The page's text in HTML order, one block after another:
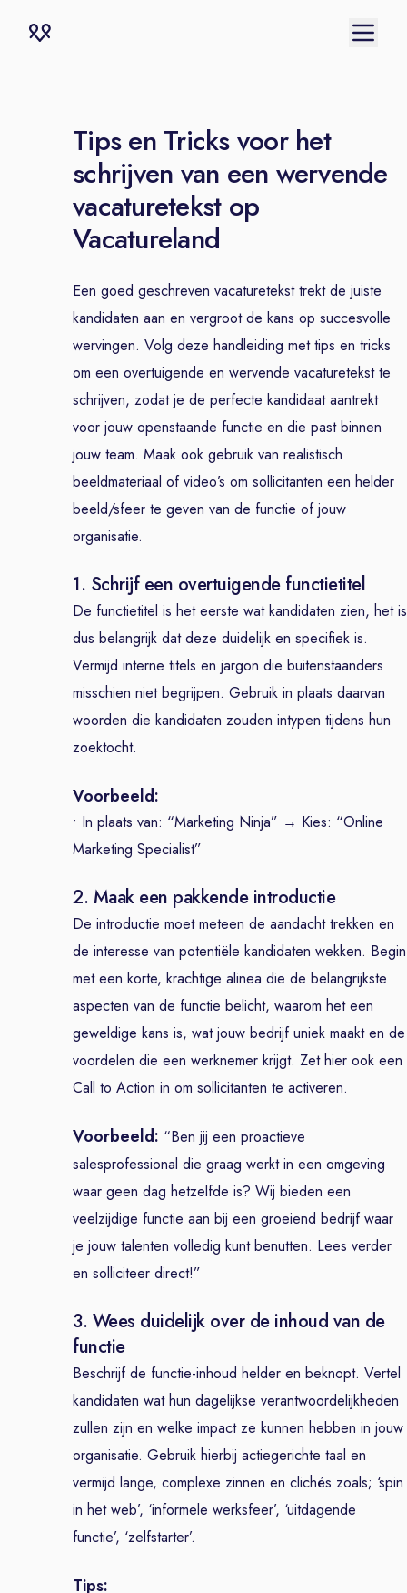
Tips en Tricks voor het
schrijven van een wervende
vacaturetekst op
Vacatureland
Een goed geschreven vacaturetekst trekt de juiste
kandidaten aan en vergroot de kans op succesvolle
wervingen. Volg deze handleiding met tips en tricks
om een overtuigende en wervende vacaturetekst te
schrijven, zodat je de perfecte kandidaat aantrekt
voor jouw openstaande functie en die past binnen
jouw team. Maak ook gebruik van realistisch
beeldmateriaal of video’s om sollicitanten een helder
beeld/sfeer te geven van de functie of jouw
organisatie.
1. Schrijf een overtuigende functietitel
De functietitel is het eerste wat kandidaten zien, het is
dus belangrijk dat deze duidelijk en specifiek is.
Vermijd interne titels en jargon die buitenstaanders
misschien niet begrijpen. Gebruik in plaats daarvan
woorden die kandidaten zouden intypen tijdens hun
zoektocht.
Voorbeeld:
• In plaats van: “Marketing Ninja” → Kies: “Online
Marketing Specialist”
2. Maak een pakkende introductie
De introductie moet meteen de aandacht trekken en
de interesse van potentiële kandidaten wekken. Begin
met een korte, krachtige alinea die de belangrijkste
aspecten van de functie belicht, waarom het een
geweldige kans is, wat jouw bedrijf uniek maakt en de
voordelen die een werknemer krijgt. Zet hier ook een
Call to Action in om sollicitanten te activeren.
Voorbeeld: “Ben jij een proactieve
salesprofessional die graag werkt in een omgeving
waar geen dag hetzelfde is? Wij bieden een
veelzijdige functie aan bij een groeiend bedrijf waar
je jouw talenten volledig kunt benutten. Lees verder
en solliciteer direct!”
3. Wees duidelijk over de inhoud van de
functie
Beschrijf de functie-inhoud helder en beknopt. Vertel
kandidaten wat hun dagelijkse verantwoordelijkheden
zullen zijn en welke impact ze kunnen hebben in jouw
organisatie. Gebruik hierbij actiegerichte taal en
vermijd lange, complexe zinnen en clichés zoals; ‘spin
in het web’, ‘informele werksfeer’, ‘uitdagende
functie’, ‘zelfstarter’.
Tips: